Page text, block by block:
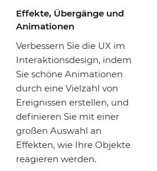
Effekte, Übergänge und
Animationen
Verbessern Sie die UX im
Interaktionsdesign, indem
Sie schöne Animationen
durch eine Vielzahl von
Ereignissen erstellen, und
definieren Sie mit einer
großen Auswahl an
Effekten, wie Ihre Objekte
reagieren werden.